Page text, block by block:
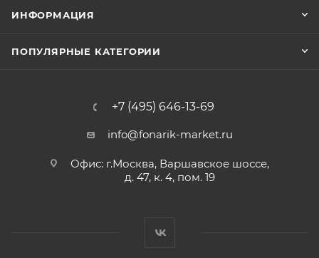
ИНФОРМАЦИЯ
ПОПУЛЯРНЫЕ КАТЕГОРИИ
+7 (495) 646-13-69
info@fonarik-market.ru
Офис: г.Москва, Варшавское шоссе,
д. 47, к. 4, пом. 19